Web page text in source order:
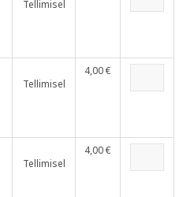
Tellimisel
Tellimisel
4,00 €
Tellimisel
4,00 €